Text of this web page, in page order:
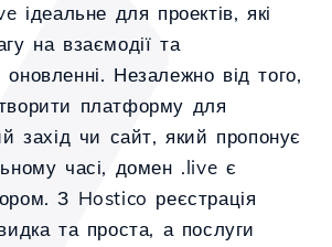
ідеальне для проектів, які
на взаємодії та
Незалежно від того,
платформу для
захід чи сайт, який пропонує
часі, домен .live є
З Hostico реєстрація
та проста, а послуги